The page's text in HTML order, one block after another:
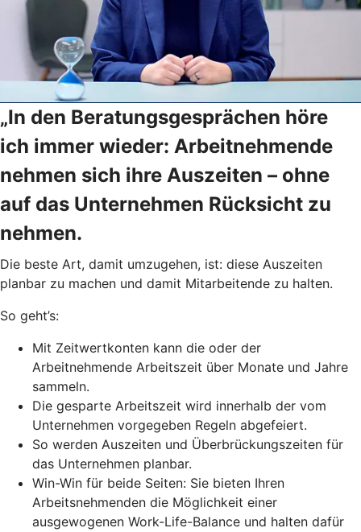
„In den Beratungsgesprächen höre
ich immer wieder: Arbeitnehmende
nehmen sich ihre Auszeiten – ohne
auf das Unternehmen Rücksicht zu
nehmen.
Die beste Art, damit umzugehen, ist: diese Auszeiten
planbar zu machen und damit Mitarbeitende zu halten.
So geht’s:
Mit Zeitwertkonten kann die oder der
Arbeitnehmende Arbeitszeit über Monate und Jahre
sammeln.
Die gesparte Arbeitszeit wird innerhalb der vom
Unternehmen vorgegeben Regeln abgefeiert.
So werden Auszeiten und Überbrückungszeiten für
das Unternehmen planbar.
Win-Win für beide Seiten: Sie bieten Ihren
Arbeitsnehmenden die Möglichkeit einer
ausgewogenen Work-Life-Balance und halten dafür